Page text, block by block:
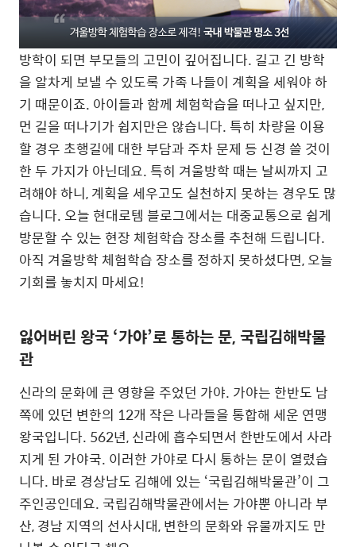
방학이 되면 부모들의 고민이 깊어집니다. 길고 긴 방학
을 알차게 보낼 수 있도록 가족 나들이 계획을 세워야 하
기 때문이죠. 아이들과 함께 체험학습을 떠나고 싶지만,
먼 길을 떠나기가 쉽지만은 않습니다. 특히 차량을 이용
할 경우 초행길에 대한 부담과 주차 문제 등 신경 쓸 것이
한 두 가지가 아닌데요. 특히 겨울방학 때는 날씨까지 고
려해야 하니, 계획을 세우고도 실천하지 못하는 경우도 많
습니다. 오늘 현대로템 블로그에서는 대중교통으로 쉽게
방문할 수 있는 현장 체험학습 장소를 추천해 드립니다.
아직 겨울방학 체험학습 장소를 정하지 못하셨다면, 오늘
기회를 놓치지 마세요!
잃어버린 왕국 ‘가야’로 통하는 문, 국립김해박물
관
신라의 문화에 큰 영향을 주었던 가야. 가야는 한반도 남
쪽에 있던 변한의 12개 작은 나라들을 통합해 세운 연맹
왕국입니다. 562년, 신라에 흡수되면서 한반도에서 사라
지게 된 가야국. 이러한 가야로 다시 통하는 문이 열렸습
니다. 바로 경상남도 김해에 있는 ‘국립김해박물관’이 그
주인공인데요. 국립김해박물관에서는 가야뿐 아니라 부
산, 경남 지역의 선사시대, 변한의 문화와 유물까지도 만